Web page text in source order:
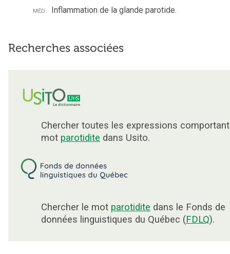
méd. Inflammation de la glande parotide.
Recherches associées
Chercher toutes les expressions
mot parotidite dans Usito.
Chercher le mot parotidite dans le Fonds de
données linguistiques du Québec (FDLQ).